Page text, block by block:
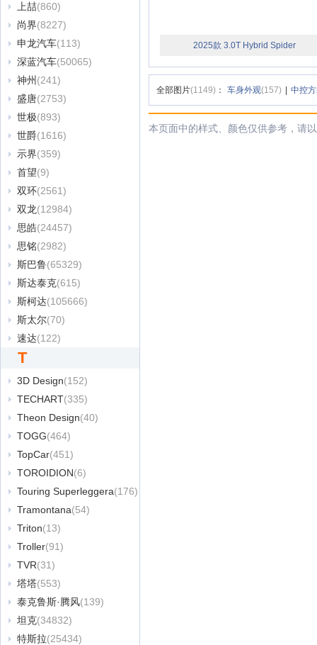
上喆(860)
尚界(8227)
申龙汽车(113)
深蓝汽车(50065)
神州 (241)
盛唐(2753)
世极(893)
世爵(1616)
示界(359)
首望(9)
双环(2561)
双龙(12984)
思皓(24457)
思铭(2982)
斯巴鲁(65329)
斯达泰克(615)
斯柯达(105666)
斯太尔(70)
速达(122)
T
3D Design(152)
TECHART(335)
Theon Design(40)
TOGG(464)
TopCar(451)
TOROIDION(6)
Touring Superleggera(176)
Tramontana(54)
Triton(13)
Troller(91)
TVR(31)
塔塔(553)
泰克鲁斯·腾风(139)
坦克(34832)
特斯拉(25434)
2025款 3.0T Hybrid Spider
全部图片(1149) ： 车身外观(157) 中控
本页面中的样式、颜色仅供参考，请